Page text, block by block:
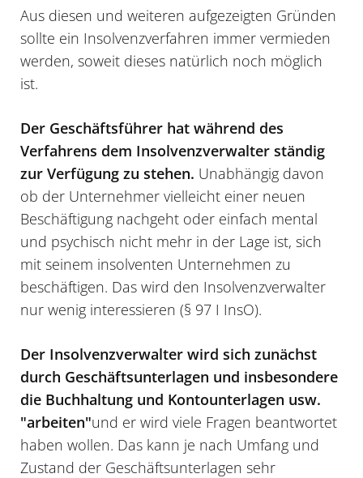
Aus diesen und weiteren aufgezeigten Gründen
sollte ein Insolvenzverfahren immer vermieden
werden, soweit dieses natürlich noch möglich
ist.
Der Geschäftsführer hat während des
Verfahrens dem Insolvenzverwalter ständig
zur Verfügung zu stehen. Unabhängig davon
ob der Unternehmer vielleicht einer neuen
Beschäftigung nachgeht oder einfach mental
und psychisch nicht mehr in der Lage ist, sich
mit seinem insolventen Unternehmen zu
beschäftigen. Das wird den Insolvenzverwalter
nur wenig interessieren (§ 97 I InsO).
Der Insolvenzverwalter wird sich zunächst
durch Geschäftsunterlagen und insbesondere
die Buchhaltung und Kontounterlagen usw.
"arbeiten"und er wird viele Fragen beantwortet
haben wollen. Das kann je nach Umfang und
Zustand der Geschäftsunterlagen sehr